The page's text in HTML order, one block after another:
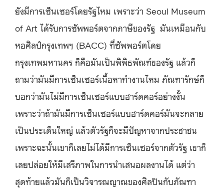
ยังมีการเซ็นเซอร์โดยรัฐไหม เพราะว่า Seoul Museum
of Art ได้รับการซัพพอร์ตจากภาษีของรัฐ มันเหมือนกับ
หอศิลป์กรุงเทพฯ (BACC) ที่ซัพพอร์ตโดย
กรุงเทพมหานคร ก็คือมันเป็นพิพิธพัณฑ์ของรัฐ แล้วก็
ถามว่ามันมีการเซ็นเซอร์เนื้อหาทำงานไหม ภัณฑารักษ์ก็
บอกว่ามันไม่มีการเซ็นเซอร์แบบฮาร์ดคอร์อย่างงั้น
เพราะว่าถ้ามันมีการเซ็นเซอร์แบบฮาร์ดคอร์มันจะกลาย
เป็นประเด็นใหญ่ แล้วตัวรัฐก็จะมีปัญหาจากประชาชน
เพราะฉะนั้นเขาก็เลยไม่ได้มีการเซ็นเซอร์จากตัวรัฐ เขาก็
เลยปล่อยให้มีเสรีภาพในการนําเสนอผลงานได้ แต่ว่า
สุดท้ายแล้วมันก็เป็นวิจารณญาณของศิลปินกับภัณฑา